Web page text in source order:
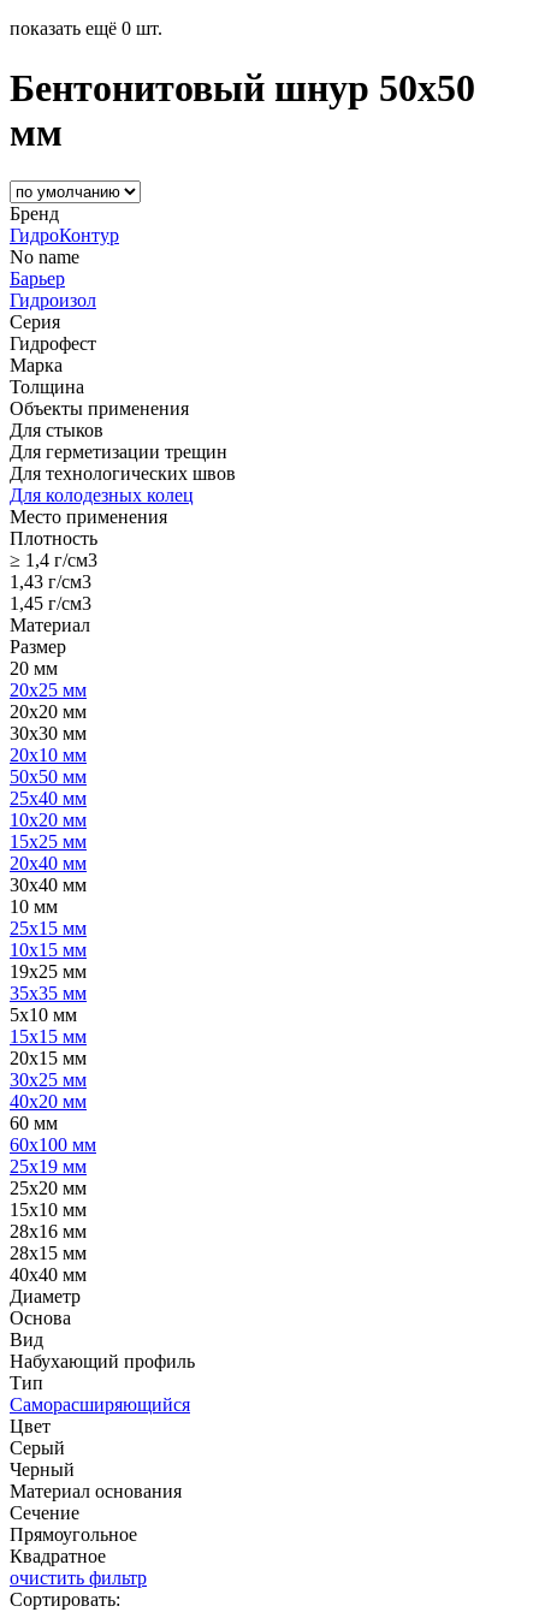
показать ещё 0 шт.
Бентонитовый шнур 50х50
мм
Бренд
ГидроКонтур
No name
Барьер
Гидроизол
Серия
Гидрофест
Марка
Толщина
Объекты применения
Для стыков
Для герметизации трещин
Для технологических швов
Для колодезных колец
Место применения
Плотность
≥ 1,4 г/см3
1,43 г/см3
1,45 г/см3
Материал
Размер
20 мм
20х25 мм
20х20 мм
30х30 мм
20х10 мм
50х50 мм
25х40 мм
10х20 мм
15х25 мм
20х40 мм
30х40 мм
10 мм
25х15 мм
10х15 мм
19х25 мм
35х35 мм
5х10 мм
15х15 мм
20х15 мм
30х25 мм
40х20 мм
60 мм
60х100 мм
25х19 мм
25х20 мм
15х10 мм
28х16 мм
28х15 мм
40х40 мм
Диаметр
Основа
Вид
Набухающий профиль
Тип
Саморасширяющийся
Цвет
Серый
Черный
Материал основания
Сечение
Прямоугольное
Квадратное
очистить фильтр
Сортировать: